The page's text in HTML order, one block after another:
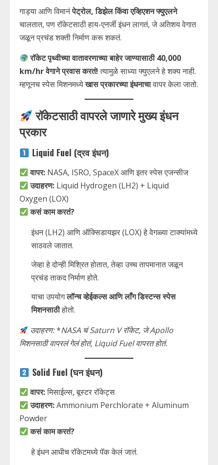
गाड्या आणि विमानंपेट्रोल, डिझेल किंवा एव्हिएशन फ्युएलने
चालतात, पण रॉकेटसाठी हाय-एनर्जी इंधन लागतं, जे अतिशय वेगात
जळून प्रचंड शक्ती निर्माण करू शकतं.
रॉकेट पृथ्वीच्या वातावरणाच्या बाहेर जाण्यासाठी 40,000
km/hr वेगाने प्रवास करतं!त्यामुळे साध्या फ्युएलने हे शक्य नाही.
म्हणूनच स्पेस मिशनमध्येखास प्रकारच्या इंधनाचावापर केला जातो.
रॉकेटसाठी वापरले जाणारे मुख्य इंधन
प्रकार
Liquid Fuel (द्रव इंधन)
वापर: NASA, ISRO, SpaceX आणि इतर स्पेस एजन्सीज
उदाहरण: Liquid Hydrogen (LH2) + Liquid
Oxygen (LOX)
कसं काम करतं?
इंधन (LH2) आणि ऑक्सिडायझर (LOX) हे वेगळ्या टाक्यांमध्ये
साठवले जातात.
जेव्हा हे दोन्ही मिश्रित होतात, तेव्हा उच्च तापमानात जळून
प्रचंड ताकद निर्माण होते.
याचा उपयोगलॉन्च व्हेईकल्स आणि लाँग डिस्टन्स स्पेस
मिशनसाठीहोतो.
उदाहरण:*NASA चं Saturn V रॉकेट, जे Apollo
मिशनसाठी वापरलं गेलं होतं, Liquid Fuel वापरत होतं.
Solid Fuel (घन इंधन)
वापर:मिसाईल्स, बूस्टर रॉकेट्स
उदाहरण:Ammonium Perchlorate + Aluminum
Powder
कसं काम करतं?
हे इंधन आधीच रॉकेटमध्ये पॅक केलं जातं.